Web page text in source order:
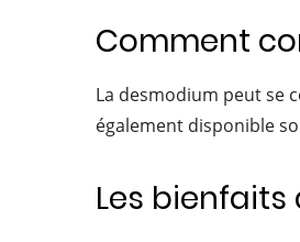
Comment
La desmodium peut se
également disponible
Les